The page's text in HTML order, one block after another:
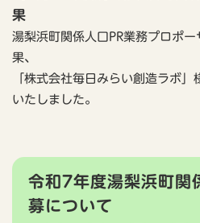
果
湯梨浜町関係人口PR業務プロポ
果、
「株式会社毎日みらい創造ラボ
いたしました。
令和7年度湯梨浜町関
募について